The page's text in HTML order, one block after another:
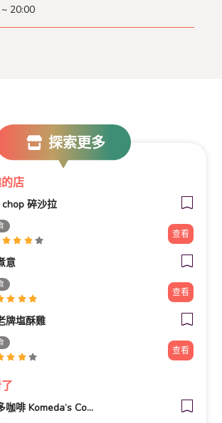
20:00
探索更多
店
碎沙拉
查看
意
查看
牌塩酥雞
查看
客美多咖啡 Komeda‘s Coffee - 台南小北店